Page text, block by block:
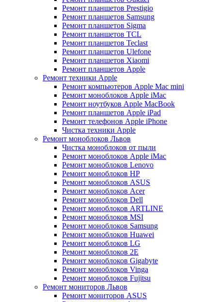
Ремонт планшетов Prestigio
Ремонт планшетов Samsung
Ремонт планшетов Sigma
Ремонт планшетов TCL
Ремонт планшетов Teclast
Ремонт планшетов Ulefone
Ремонт планшетов Xiaomi
Ремонт планшетов Apple
Ремонт техники Apple
Ремонт компьютеров Apple Mac mini
Ремонт моноблоков Apple iMac
Ремонт ноутбуков Apple MacBook
Ремонт планшетов Apple iPad
Ремонт телефонов Apple iPhone
Чистка техники Apple
Ремонт моноблоков Львов
Чистка моноблоков от пыли
Ремонт моноблоков Apple iMac
Ремонт моноблоков Lenovo
Ремонт моноблоков HP
Ремонт моноблоков ASUS
Ремонт моноблоков Acer
Ремонт моноблоков Dell
Ремонт моноблоков ARTLINE
Ремонт моноблоков MSI
Ремонт моноблоков Samsung
Ремонт моноблоков Huawei
Ремонт моноблоков LG
Ремонт моноблоков 2E
Ремонт моноблоков Gigabyte
Ремонт моноблоков Vinga
Ремонт моноблоков Fujitsu
Ремонт мониторов Львов
Ремонт мониторов ASUS